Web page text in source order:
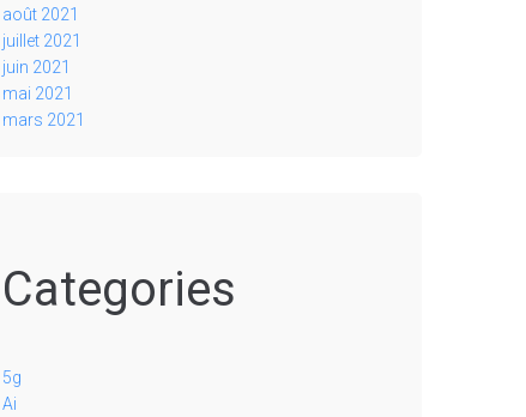
août 2021
juillet 2021
juin 2021
mai 2021
mars 2021
Categories
5g
Ai